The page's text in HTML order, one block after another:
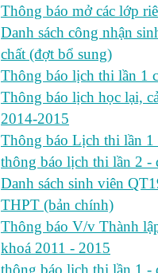
Thông báo mở các lớp
Danh sách công nhận
chất (đợt bổ sung)
Thông báo lịch thi lần 1
Thông báo lịch học lại,
2014-2015
Thông báo Lịch thi lần
thông báo lịch thi lần 2 -
Danh sách sinh viên
THPT (bản chính)
Thông báo V/v Thành
khoá 2011 - 2015
thông báo lịch thi lần 1 -